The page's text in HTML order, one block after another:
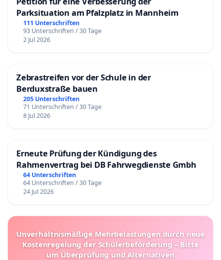
Parksituation am Pfalzplatz in Mannheim
111 Unterschriften
93 Unterschriften / 30 Tage
2 Jul 2026
Zebrastreifen vor der Schule in der
Berduxstraße bauen
205 Unterschriften
71 Unterschriften / 30 Tage
8 Jul 2026
Erneute Prüfung der Kündigung des
Rahmenvertrag bei DB Fahrwegdienste Gmbh
64 Unterschriften
64 Unterschriften / 30 Tage
24 Jul 2026
Unverhältnismäßige Mehrbelastungen durch neue
Kostenregelung der Schülerbeförderung – Bitte
um Überprüfung und Alternativen